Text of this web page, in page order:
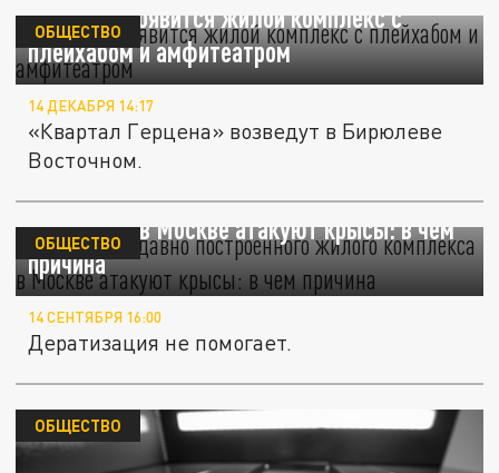
В Москве появится жилой комплекс с
плейхабом и амфитеатром
ОБЩЕСТВО
14 ДЕКАБРЯ 14:17
«Квартал Герцена» возведут в Бирюлеве
Восточном.
Жителей недавно построенного жилого
комплекса в Москве атакуют крысы: в чем
причина
ОБЩЕСТВО
14 СЕНТЯБРЯ 16:00
Дератизация не помогает.
ОБЩЕСТВО